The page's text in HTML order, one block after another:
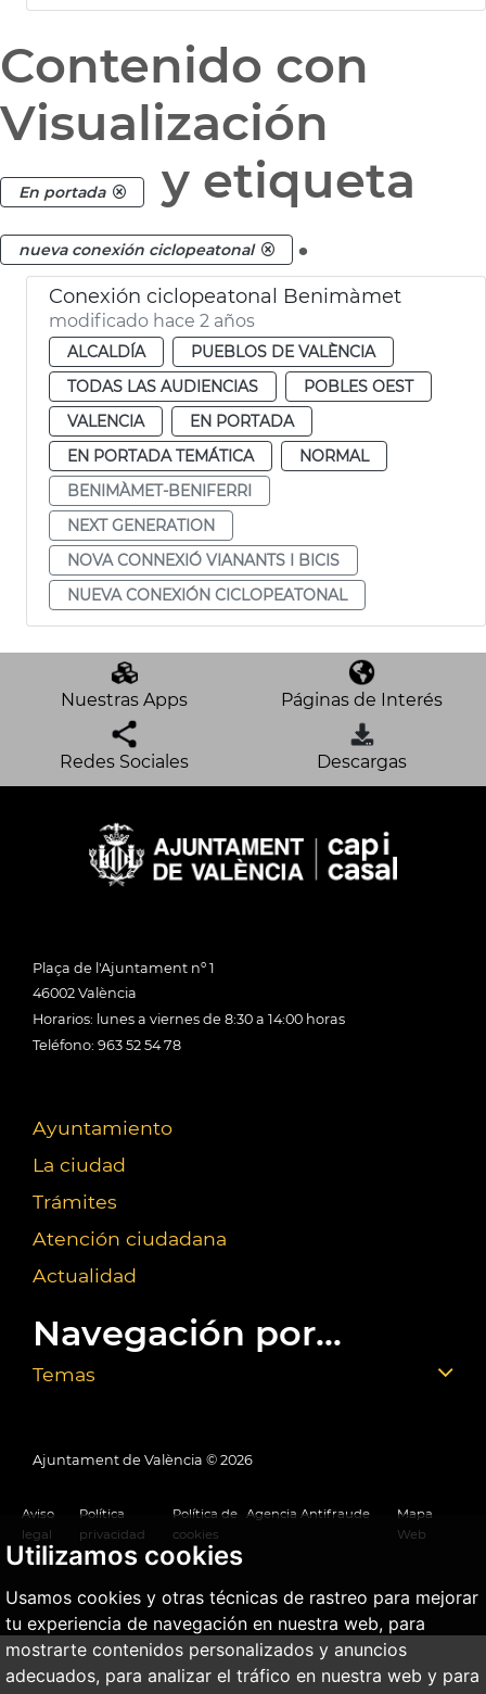
Utilizamos cookies
Usamos cookies y otras técnicas de rastreo para mejorar
tu experiencia de navegación en nuestra web, para
mostrarte contenidos personalizados y anuncios
adecuados, para analizar el tráfico en nuestra web y para
Contenido con
Visualización
En portada y etiqueta
nueva conexión ciclopeatonal .
Conexión ciclopeatonal Benimàmet
modificado hace 2 años
ALCALDÍA
PUEBLOS DE VALÈNCIA
TODAS LAS AUDIENCIAS
POBLES OEST
VALENCIA
EN PORTADA
EN PORTADA TEMÁTICA
NORMAL
BENIMÀMET-BENIFERRI
NEXT GENERATION
NOVA CONNEXIÓ VIANANTS I BICIS
NUEVA CONEXIÓN CICLOPEATONAL
Nuestras Apps Páginas de Interés
Redes Sociales Descargas
Plaça de l'Ajuntament nº 1
46002 València
Horarios: lunes a viernes de 8:30 a 14:00 horas
Teléfono: 963 52 54 78
Ayuntamiento
La ciudad
Trámites
Atención ciudadana
Actualidad
Navegación por...
Temas
Ajuntament de València © 2026
Aviso
legal
Política
privacidad
Política de
cookies
Agencia Antifraude
Mapa
Web